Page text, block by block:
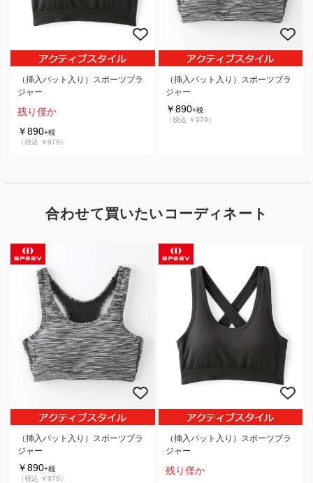
（挿入パット入り）スポーツブラ
ジャー
残り僅か
￥890+税
（税込 ￥979）
（挿入パット入り）スポーツブラ
ジャー
￥890+税
（税込 ￥979）
合わせて買いたいコーディネート
（挿入パット入り）スポーツブラ
ジャー
￥890+税
（税込 ￥979）
（挿入パット入り）スポーツブラ
ジャー
残り僅か